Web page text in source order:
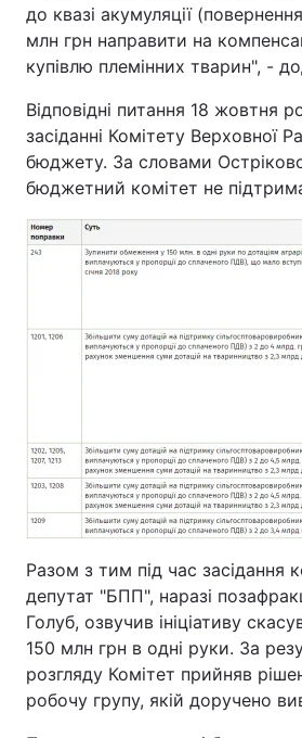
до квазі акумуляції
млн грн направити на
купівлю племінних тварин", -
Відповідні питання 18 жовтня
засіданні Комітету Верховної
бюджету. За словами
бюджетний комітет не
Разом з тим під час засідання
депутат "БПП", наразі
Голуб, озвучив ініціативу
150 млн грн в одні руки. За
розгляду Комітет прийняв
робочу групу, якій доручено